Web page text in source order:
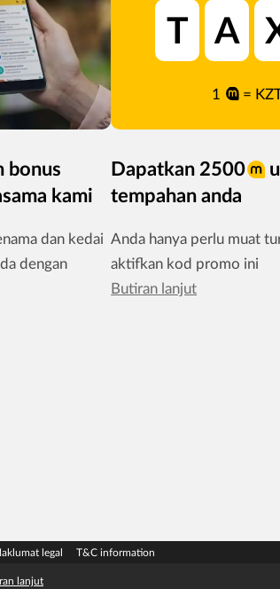
bonus
kami
dan kedai
dengan
T A
1 =
Dapatkan 2500
tempahan anda
Anda hanya perlu muat
aktifkan kod promo ini
Butiran lanjut
legal T&C information
lanjut